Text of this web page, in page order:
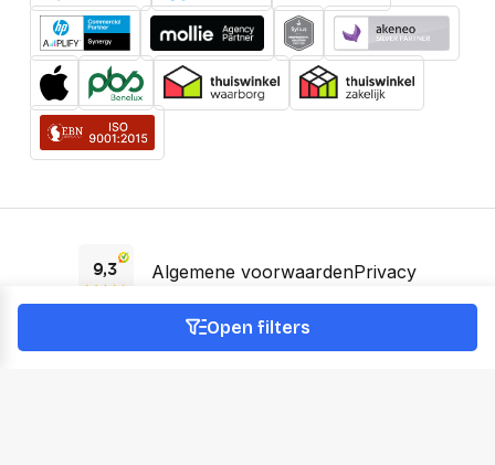
Open filters
Algemene voorwaardenPrivacy
EAA Verklaring
© 2026 OfficeNext -KVK 66895588 -